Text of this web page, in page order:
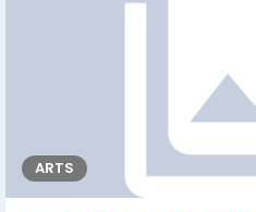
ARTS